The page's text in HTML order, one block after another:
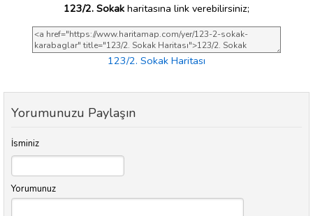
123/2. Sokak haritasına link verebilirsiniz;
123/2. Sokak Haritası
Yorumunuzu Paylaşın
İsminiz
Yorumunuz